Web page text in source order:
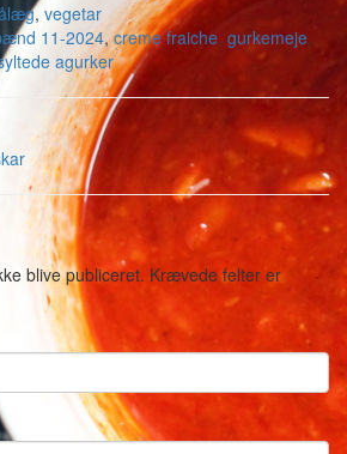
, vegetar
11-2024,creme fraiche, gurkemeje,
agurker
blive publiceret. Krævede felter er